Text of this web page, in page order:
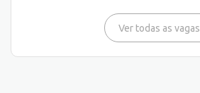
Ver todas as vagas